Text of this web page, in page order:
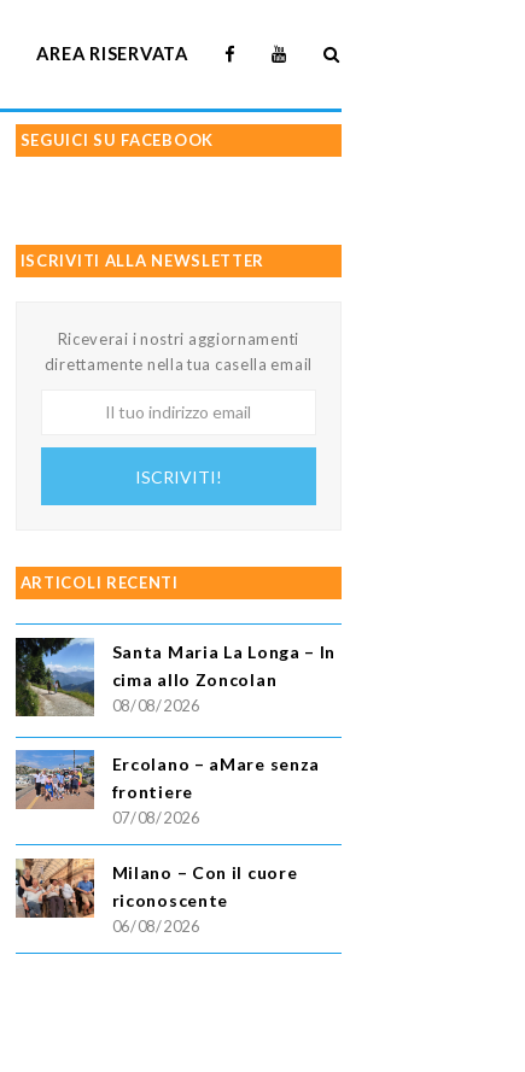
AREA RISERVATA
SEGUICI SU FACEBOOK
ISCRIVITI ALLA NEWSLETTER
Riceverai i nostri aggiornamenti
direttamente nella tua casella email
ISCRIVITI!
ARTICOLI RECENTI
Santa Maria La Longa – In
cima allo Zoncolan
08/08/2026
Ercolano – aMare senza
frontiere
07/08/2026
Milano – Con il cuore
riconoscente
06/08/2026